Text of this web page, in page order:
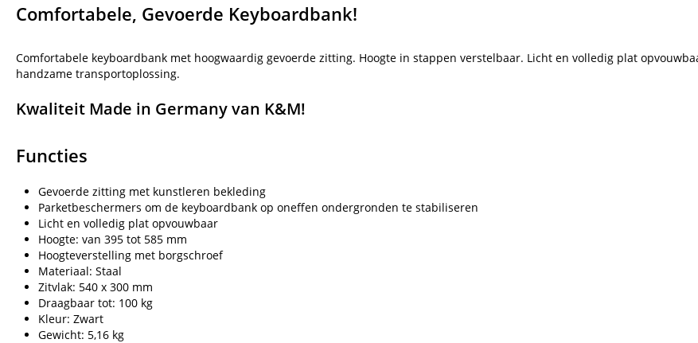
Comfortabele, Gevoerde Keyboardbank!
Comfortabele keyboardbank met hoogwaardig gevoerde zitting. Hoogte in stappen verstelbaar. Licht en volledig plat
handzame transportoplossing.
Kwaliteit Made in Germany van K&M!
Functies
Gevoerde zitting met kunstleren bekleding
Parketbeschermers om de keyboardbank op oneffen ondergronden te stabiliseren
Licht en volledig plat opvouwbaar
Hoogte: van 395 tot 585 mm
Hoogteverstelling met borgschroef
Materiaal: Staal
Zitvlak: 540 x 300 mm
Draagbaar tot: 100 kg
Kleur: Zwart
Gewicht: 5,16 kg